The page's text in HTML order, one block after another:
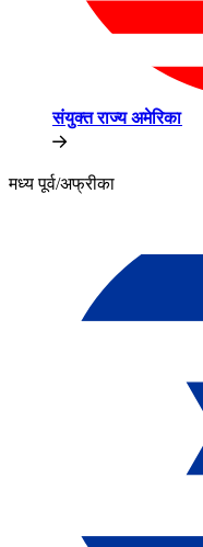
संयुक्त राज्य अमेरिका​​
मध्य पूर्व/अफ्रीका​​